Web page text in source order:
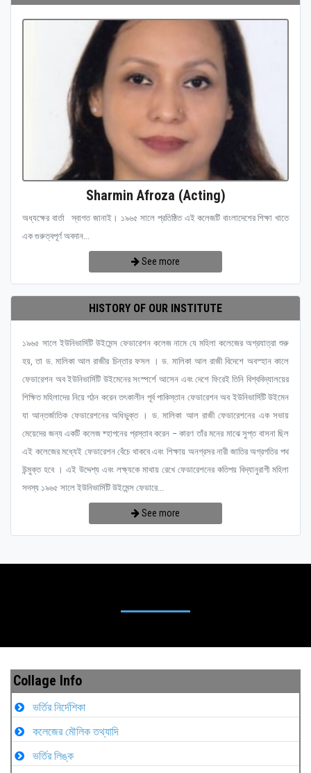
Sharmin Afroza (Acting)
অধ্যক্ষের বার্তা স্বাগত জানাই। ১৯৬৫ সালে প্রতিষ্ঠিত এই কলেজটি বাংলাদেশের শিক্ষা খাতে
এক গুরুত্বপূর্ণ অবদান...
See more
HISTORY OF OUR INSTITUTE
১৯৬৫ সালে ইউনিভার্সিটি উইমেন্স ফেডারেশন কলেজ নামে যে মহিলা কলেজের অগ্রযাত্রা শুরু
হয়, তা ড. মালিকা আল রাজীর চিন্তার ফসল । ড. মালিকা আল রাজী বিদেশে অবস্হান কালে
ফেডারেশন অব ইউনিভার্সিটি উইমেনের সংস্পর্শে আসেন এবং দেশে ফিরেই তিনি বিশ্ববিদ্যালয়ের
শিক্ষিত মহিলাদের নিয়ে গঠন করেন তৎকালীন পূর্ব পাকিস্তান ফেডারেশন অব ইউনিভার্সিটি উইমেন
যা আন্তর্জাতিক ফেডারেশনের অধিভুক্ত । ড. মালিকা আল রাজী ফেডারেশনের এক সভায়
মেয়েদের জন্য একটি কলেজ ষ্হাপনের প্রস্তাব করেন – কারণ তাঁর মনের মাঝে সুপ্ত বাসনা ছিল
এই কলেজের মধ্যেই ফেডারেশন বেঁচে থাকবে এবং শিক্ষায় অনগ্রসর নারী জাতির অগ্রগতির পথ
উন্মুক্ত হবে । এই উদ্দেশ্য এবং লক্ষ্যকে মাথায় রেখে ফেডারেশনের কতিপয় বিদ্যানুরাগী মহিলা
সদস্য ১৯৬৫ সালে ইউনিভার্সিটি উইমেন্স ফেডারে...
See more
Collage Info
ভর্তির নির্দেশিকা
কলেজের মৌলিক তথ্যাদি
ভর্তির লিঙ্ক